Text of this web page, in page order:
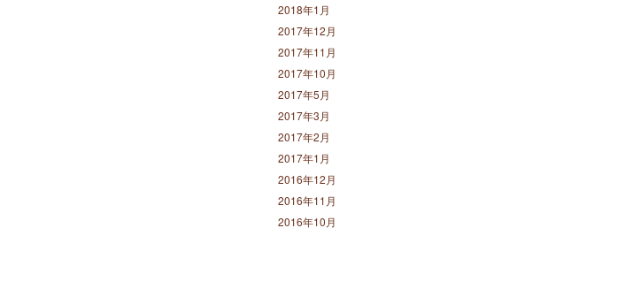
2018年1月
2017年12月
2017年11月
2017年10月
2017年5月
2017年3月
2017年2月
2017年1月
2016年12月
2016年11月
2016年10月